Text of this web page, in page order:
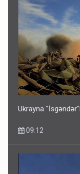
Ukrayna
09:12